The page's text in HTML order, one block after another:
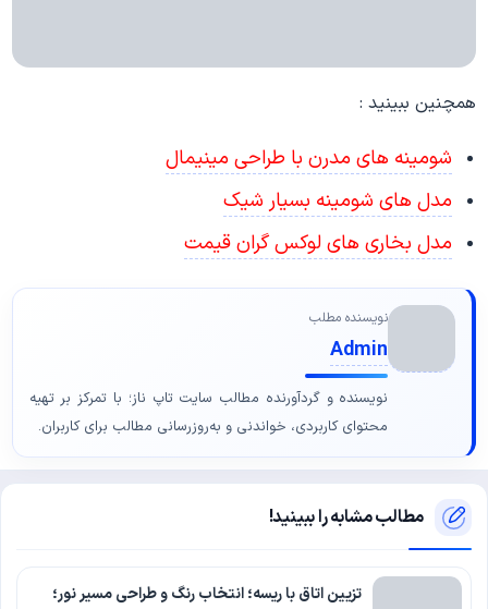
همچنین ببینید :
شومینه های مدرن با طراحی مینیمال
مدل های شومینه بسیار شیک
مدل بخاری های لوکس گران قیمت
نویسنده مطلب
Admin
نویسنده و گردآورنده مطالب سایت تاپ ناز؛ با تمرکز بر تهیه
محتوای کاربردی، خواندنی و به‌روزرسانی مطالب برای کاربران.
مطالب مشابه را ببینید!
تزیین اتاق با ریسه؛ انتخاب رنگ و طراحی مسیر نور؛